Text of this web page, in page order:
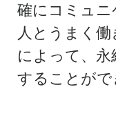
確にコミュ
人とうまく働
によって、
することがで